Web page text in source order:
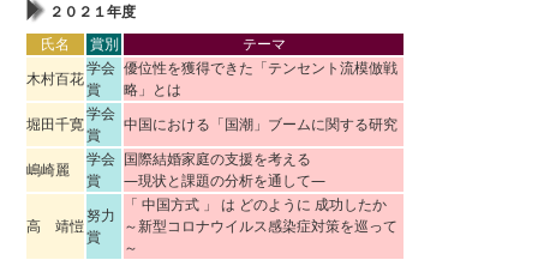
２０２１年度
氏名
賞別
テーマ
木村百花
学会
賞
優位性を獲得できた「テンセント流模倣戦
略」とは
堀田千寛
学会
賞
中国における「国潮」ブームに関する研究
嶋崎麗
学会
賞
国際結婚家庭の支援を考える
―現状と課題の分析を通して―
高 靖愷
努力
賞
「 中国方式 」 は どのように 成功したか
～新型コロナウイルス感染症対策を巡って
～